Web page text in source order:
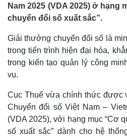
Nam 2025 (VDA 2025) ở hạng
chuyển đổi số xuất sắc”.
Giải thưởng chuyển đổi số là
trong tiến trình hiện đại hóa,
trong kiến tạo quản lý công
vụ.
Cục Thuế vừa chính thức được
Chuyển đổi số Việt Nam –
(VDA 2025), với hạng mục “Cơ
số xuất sắc” dành cho hệ